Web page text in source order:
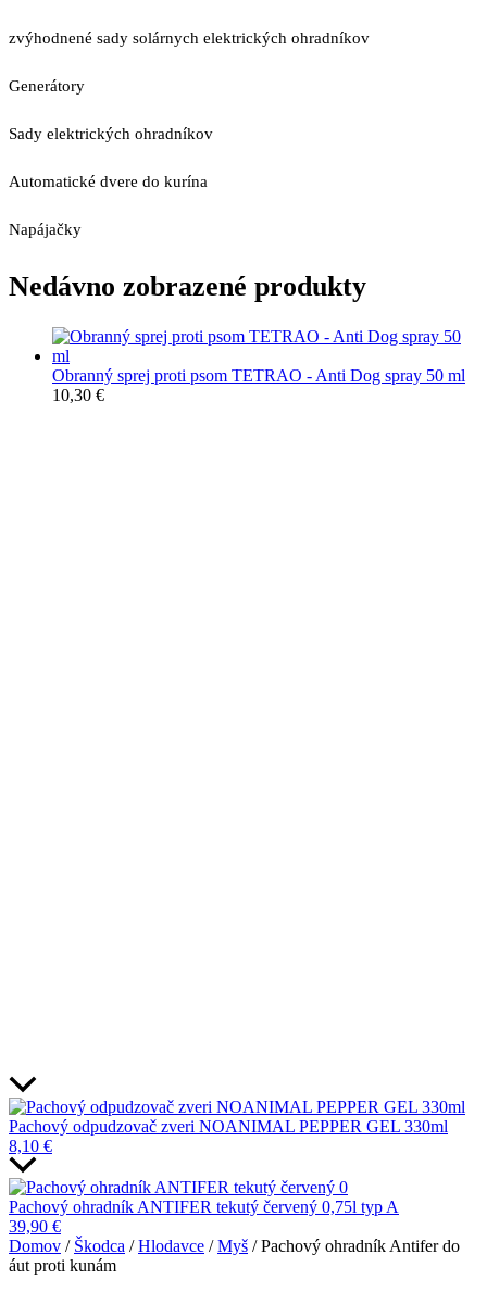
zvýhodnené sady solárnych elektrických ohradníkov
Generátory
Sady elektrických ohradníkov
Automatické dvere do kurína
Napájačky
Nedávno zobrazené produkty
Obranný sprej proti psom TETRAO - Anti Dog spray 50 ml
10,30 €
Pachový odpudzovač zveri NOANIMAL PEPPER GEL 330ml
8,10 €
Pachový ohradník ANTIFER tekutý červený 0,75l typ A
39,90 €
Domov / Škodca /Hlodavce /Myš / Pachový ohradník Antifer do
áut proti kunám